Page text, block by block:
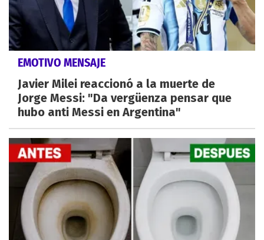
EMOTIVO MENSAJE
Javier Milei reaccionó a la muerte de
Jorge Messi: "Da vergüenza pensar que
hubo anti Messi en Argentina"